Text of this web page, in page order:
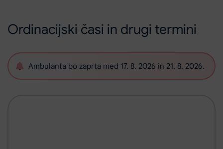
Ordinacijski časi in drugi termini
Ambulanta bo zaprta med 17. 8. 2026 in 21. 8. 2026.